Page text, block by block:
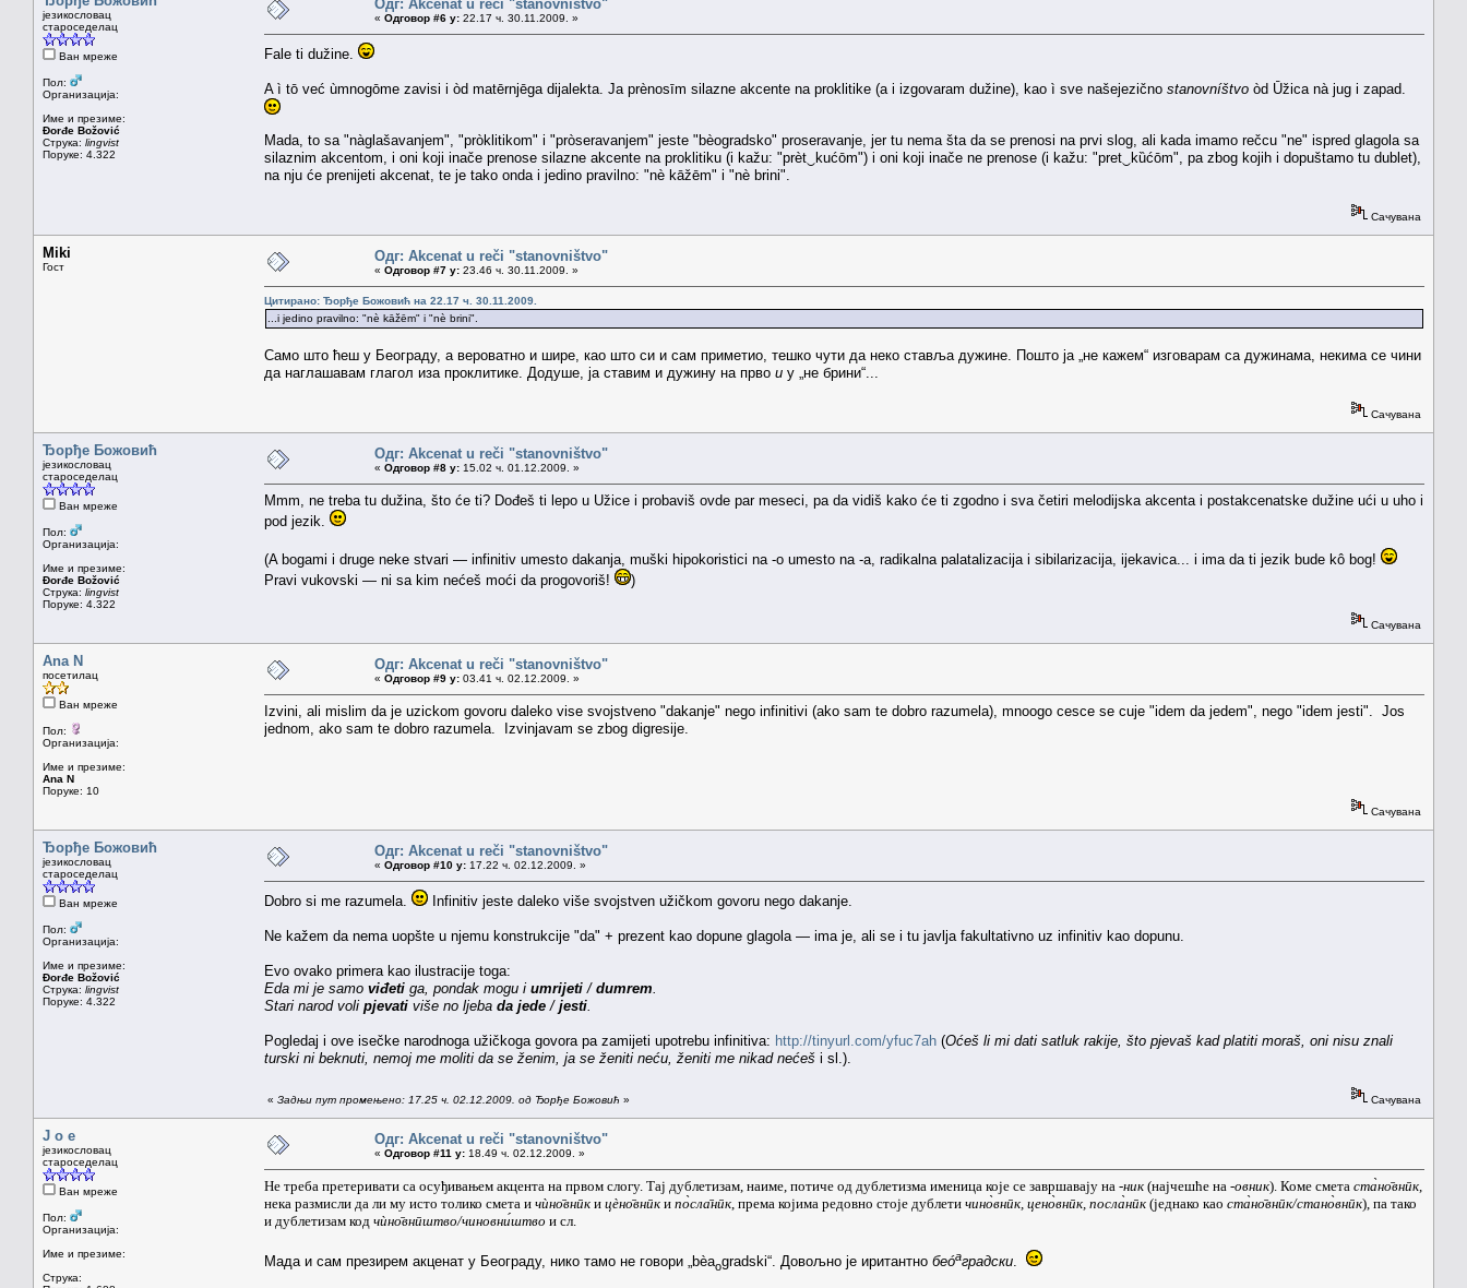
језикословац
староседелац
Ван мреже
Пол:
Организација:
Име и презиме:
Đorđe Božović
Струка: lingvist
Поруке: 4.322
Одг: Akcenat u reči "stanovništvo"
« Одговор #6 у: 22.17 ч. 30.11.2009. »
Fale ti dužine.
A ì tō već ùmnogōme zavisi i òd matērnjēga dijalekta. Ja prènosīm silazne akcente na proklitike (a i izgovaram dužine), kao ì sve našejezično stanovníštvo òd Ūžica nà jug i zapad.
Mada, to sa "nàglašavanjem", "pròklitikom" i "pròseravanjem" jeste "bèogradsko" proseravanje, jer tu nema šta da se prenosi na prvi slog, ali kada imamo rečcu "ne" ispred glagola sa
silaznim akcentom, i oni koji inače prenose silazne akcente na proklitiku (i kažu: "prèt‿kućōm") i oni koji inače ne prenose (i kažu: "pret‿kȕćōm", pa zbog kojih i dopuštamo tu dublet),
na nju će prenijeti akcenat, te je tako onda i jedino pravilno: "nè kāžēm" i "nè brini".
Сачувана
Miki
Гост
Одг: Akcenat u reči "stanovništvo"
« Одговор #7 у: 23.46 ч. 30.11.2009. »
Цитирано: Ђорђе Божовић на 22.17 ч. 30.11.2009.
...i jedino pravilno: "nè kāžēm" i "nè brini".
Само што ћеш у Београду, а вероватно и шире, као што си и сам приметио, тешко чути да неко ставља дужине. Пошто ја „не кажем“ изговарам са дужинама, некима се чини
да наглашавам глагол иза проклитике. Додуше, ја ставим и дужину на прво и у „не брини“...
Сачувана
Ђорђе Божовић
језикословац
староседелац
Ван мреже
Пол:
Организација:
Име и презиме:
Đorđe Božović
Струка: lingvist
Поруке: 4.322
Одг: Akcenat u reči "stanovništvo"
« Одговор #8 у: 15.02 ч. 01.12.2009. »
Mmm, ne treba tu dužina, što će ti? Dođeš ti lepo u Užice i probaviš ovde par meseci, pa da vidiš kako će ti zgodno i sva četiri melodijska akcenta i postakcenatske dužine ući u uho i
pod jezik.
(A bogami i druge neke stvari — infinitiv umesto dakanja, muški hipokoristici na -o umesto na -a, radikalna palatalizacija i sibilarizacija, ijekavica... i ima da ti jezik bude kô bog!
Pravi vukovski — ni sa kim nećeš moći da progovoriš!
)
Сачувана
Ana N
посетилац
Ван мреже
Пол:
Организација:
Име и презиме:
Ana N
Поруке: 10
Одг: Akcenat u reči "stanovništvo"
« Одговор #9 у: 03.41 ч. 02.12.2009. »
Izvini, ali mislim da je uzickom govoru daleko vise svojstveno "dakanje" nego infinitivi (ako sam te dobro razumela), mnoogo cesce se cuje "idem da jedem", nego "idem jesti". Jos
jednom, ako sam te dobro razumela. Izvinjavam se zbog digresije.
Сачувана
Ђорђе Божовић
језикословац
староседелац
Ван мреже
Пол:
Организација:
Име и презиме:
Đorđe Božović
Струка: lingvist
Поруке: 4.322
Одг: Akcenat u reči "stanovništvo"
« Одговор #10 у: 17.22 ч. 02.12.2009. »
Dobro si me razumela. Infinitiv jeste daleko više svojstven užičkom govoru nego dakanje.
Ne kažem da nema uopšte u njemu konstrukcije "da" + prezent kao dopune glagola — ima je, ali se i tu javlja fakultativno uz infinitiv kao dopunu.
Evo ovako primera kao ilustracije toga:
Eda mi je samo viđeti ga, pondak mogu i umrijeti / dumrem
Stari narod voli pjevati više no ljeba da jede / jesti
Pogledaj i ove isečke narodnoga užičkoga govora pa zamijeti upotrebu infinitiva: http://tinyurl.com/yfuc7ah (Oćeš li mi dati satluk rakije, što pjevaš kad platiti moraš, oni nisu znali
turski ni beknuti, nemoj me moliti da se ženim, ja se ženiti neću, ženiti me nikad nećeš i sl.).
« Задњи пут промењено: 17.25 ч. 02.12.2009. од Ђорђе Божовић » Сачувана
J o e
језикословац
староседелац
Ван мреже
Пол:
Организација:
Име и презиме:
Струка:
Одг: Akcenat u reči "stanovništvo"
« Одговор #11 у: 18.49 ч. 02.12.2009. »
Не треба претеривати са осуђивањем акцента на првом слогу. Тај дублетизам, наиме, потиче од дублетизма именица које се завршавају на -ник (најчешће на -овник). Коме смета ста̀но̄внӣк
нека размисли да ли му исто толико смета и чѝно̄внӣк и цѐно̄внӣк и по̀сла̄нӣк , према којима редовно стоје дублети чино̀внӣк, цено̀внӣк, посла̀нӣк (једнако као ста̀но̄внӣк/стано̀внӣк), па тако
и дублетизам код чѝно̄внӣштво/чиновни́штво и сл.
Мада и сам презирем акценат у Београду, нико тамо не говори „bèaogradski“. Довољно је иритантно беóаградски.